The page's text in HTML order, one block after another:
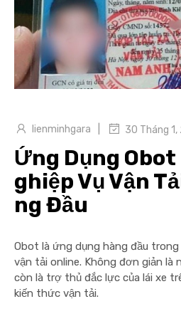
lienminhgara 30 Tháng
Ứng Dụng Obot
ghiệp Vụ Vận
ng Đầu
Obot là ứng dụng hàng đầu
vận tải online. Không đơn giản là
còn là trợ thủ đắc lực của lái xe
kiến thức vận tải.